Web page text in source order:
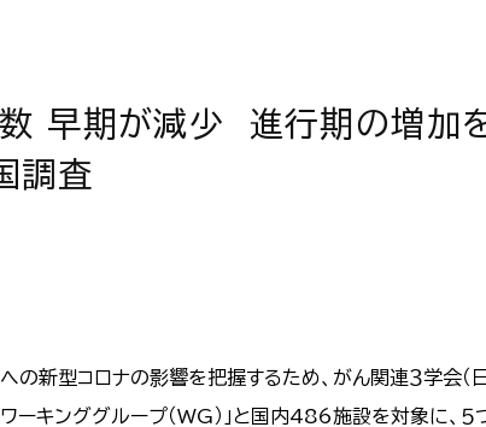
早期が減少 進行期の増加
調査
新型コロナの影響を把握するため、がん関連３学会（
キンググループ（WG）」と国内486施設を対象に、５